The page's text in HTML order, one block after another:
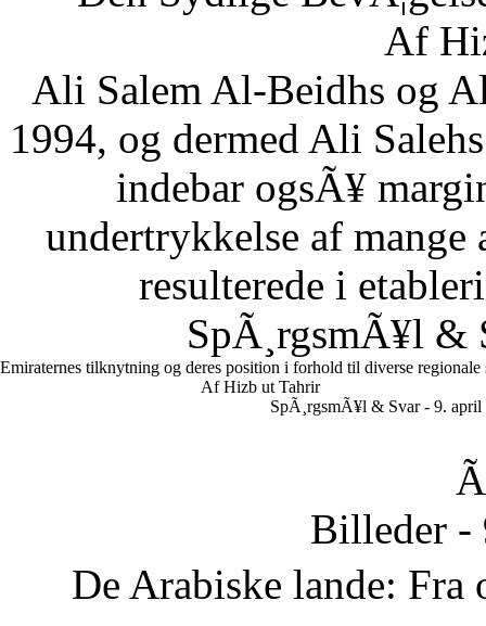
Af
Ali Salem Al-Beidhs og
1994, og dermed Ali
indebar ogsÃ¥
undertrykkelse af
resulterede i
SpÃ¸rgsmÃ¥l &
Emiraternes tilknytning og deres position i forhold til diverse regionale
Af Hizb ut Tahrir
SpÃ¸rgsmÃ¥l & Svar - 9. april
Billeder -
De Arabiske lande: Fra